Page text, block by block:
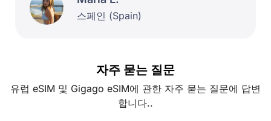
Wind Italy
O2 Slovakia, Slovak Telekom (DT) Slovakia, Orange Slovakia
슬로베니아 (Slovenia)
스페인 (Spain)
자주 묻는 질문
유럽 eSIM 및 Gigago eSIM에 관한 자주 묻는 질문에 답변
합니다..